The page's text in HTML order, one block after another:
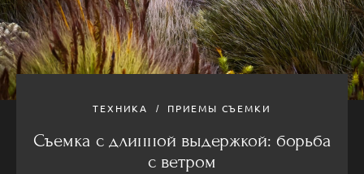
ТЕХНИКА ПРИЕМЫ СЪЕМКИ
Съемка с длинной выдержкой: борьба
с ветром